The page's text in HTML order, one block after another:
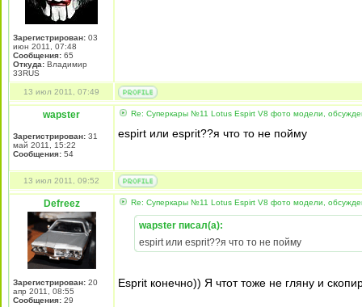
Зарегистрирован: 03
июн 2011, 07:48
Сообщения: 65
Откуда: Владимир
33RUS
13 июл 2011, 07:49
wapster
Зарегистрирован: 31
май 2011, 15:22
Сообщения: 54
Re: Суперкары №11 Lotus Espirt V8 фото модели,
espirt или esprit??я что то не пойму
13 июл 2011, 09:52
Defreez
Зарегистрирован: 20
апр 2011, 08:55
Сообщения: 29
Re: Суперкары №11 Lotus Espirt V8 фото модели,
wapster писал(а):
espirt или esprit??я что то не пойму
Esprit конечно)) Я чтот тоже не гляну и